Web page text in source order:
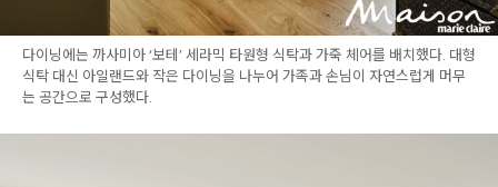
다이닝에는 까사미아 ‘보테’ 세라믹 타원형 식탁과 가죽 체어를 배치했다. 대형
식탁 대신 아일랜드와 작은 다이닝을 나누어 가족과 손님이 자연스럽게 머무
는 공간으로 구성했다.